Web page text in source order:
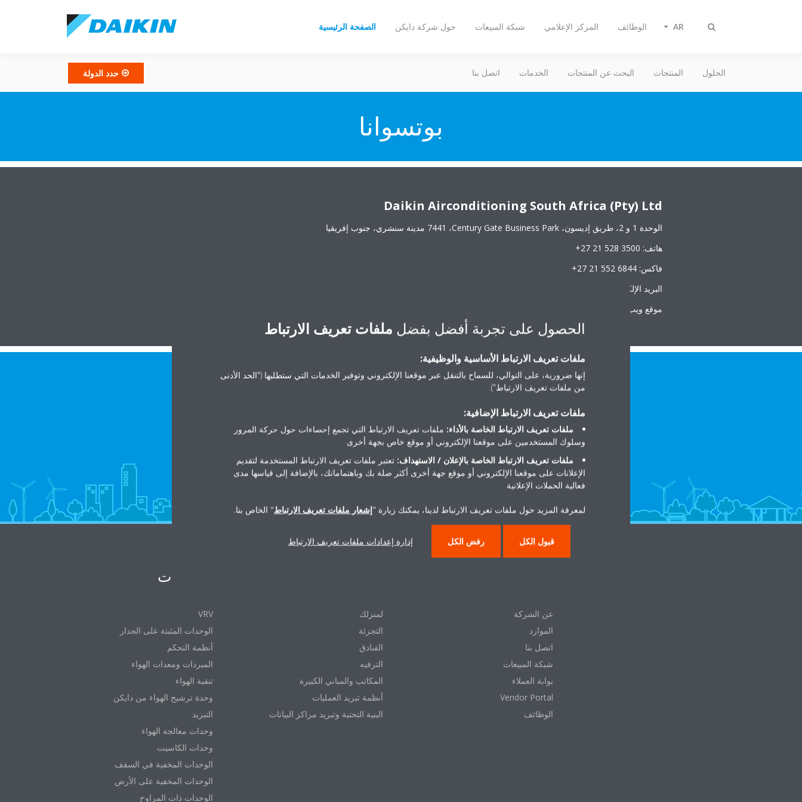
تبديل
الصفحة الرئيسية حول شركة دايكن شبكة المبيعات المركز الإعلامي الوظائف AR
الحلول المنتجات البحث عن المنتجات الخدمات اتصل بنا حدد الدولة
بوتسوانا
Daikin Airconditioning South Africa (Pty) Ltd
الوحدة 1 و 2، طريق إديسون، Century Gate Business Park‏، 7441 مدينة سنشري، جنوب إفريقيا
هاتف: ‎+27 21 528 3500
فاكس: ‎+27 21 552 6844
البريد الإلكتروني:
موقع ويب:
اتصل بنا
المنتجات
VRV
الوحدات المثبتة على الجدار
أنظمة التحكم
المبردات ومعدات الهواء
تنقية الهواء
وحدة ترشيح الهواء من دايكن
التبريد
وحدات معالجة الهواء
وحدات الكاسيت
الوحدات المخفية في السقف
الوحدات المخفية على الأرض
الوحدات ذات المراوح
لمنزلك
التجزئة
الفنادق
الترفيه
المكاتب والمباني الكبيرة
أنظمة تبريد العمليات
البنية التحتية وتبريد مراكز البيانات
عن الشركة
الموارد
اتصل بنا
شبكة المبيعات
بوابة العملاء
Vendor Portal
الوظائف
الحصول على تجربة أفضل بفضل ملفات تعريف الارتباط
ملفات تعريف الارتباط الأساسية والوظيفية:
إنها ضرورية، على التوالي، للسماح بالتنقل عبر موقعنا الإلكتروني وتوفير الخدمات التي ستطلبها ("الحد الأدنى
من ملفات تعريف الارتباط").
ملفات تعريف الارتباط الإضافية:
ملفات تعريف الارتباط الخاصة بالأداء: ملفات تعريف الارتباط التي تجمع إحصاءات حول حركة المرور
وسلوك المستخدمين على موقعنا الإلكتروني أو موقع خاص بجهة أخرى
ملفات تعريف الارتباط الخاصة بالإعلان / الاستهداف: تعتبر ملفات تعريف الارتباط المستخدمة لتقديم
الإعلانات على موقعنا الإلكتروني أو موقع جهة أخرى أكثر صلة بك وباهتماماتك، بالإضافة إلى قياسها مدى
فعالية الحملات الإعلانية
لمعرفة المزيد حول ملفات تعريف الارتباط لدينا، يمكنك زيارة "إشعار ملفات تعريف الارتباط" الخاص بنا.
قبول الكل رفض الكل إدارة إعدادات ملفات تعريف الارتباط